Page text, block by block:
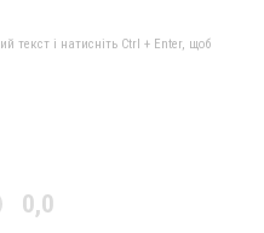
текст і натисніть Ctrl + Enter, щоб
0,0